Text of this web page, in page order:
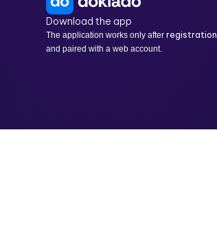
Download the app
The application works only afterregistration
and paired with a web account.